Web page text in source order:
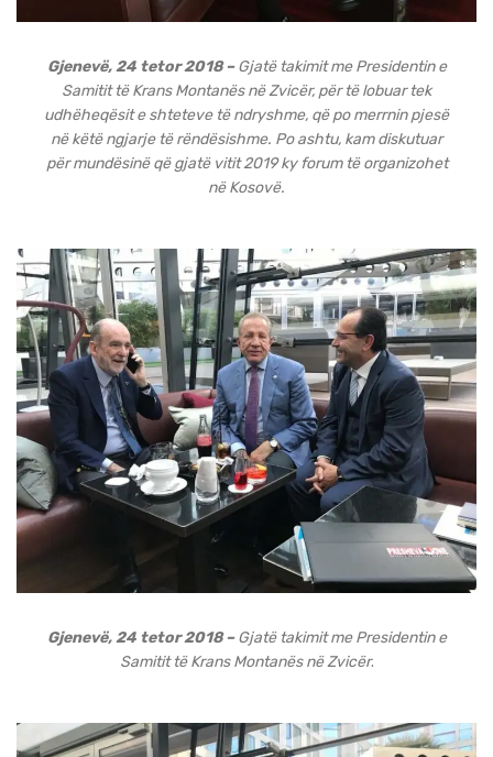
Gjenevë, 24 tetor 2018 –Gjatë takimit me Presidentin e
Samitit të Krans Montanës në Zvicër, për të lobuar tek
udhëheqësit e shteteve të ndryshme, që po merrnin pjesë
në këtë ngjarje të rëndësishme. Po ashtu, kam diskutuar
për mundësinë që gjatë vitit 2019 ky forum të organizohet
në Kosovë.
Gjenevë, 24 tetor 2018 –Gjatë takimit me Presidentin e
Samitit të Krans Montanës në Zvicër.